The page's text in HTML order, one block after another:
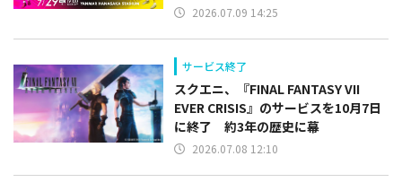
2026.07.09 14:25
サービス終了
スクエニ、『FINAL FANTASY VII
EVER CRISIS』のサービスを10月7日
に終了 約3年の歴史に幕
2026.07.08 12:10